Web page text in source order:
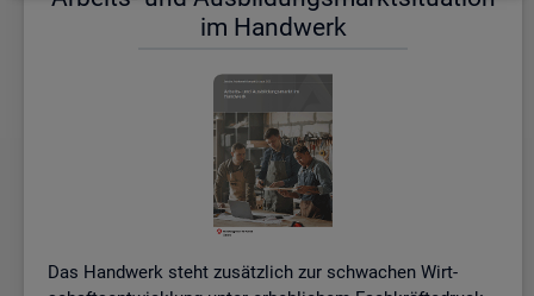
im Hand­werk
Das Hand­werk steht zu­sätz­lich zur schwa­chen Wirt­